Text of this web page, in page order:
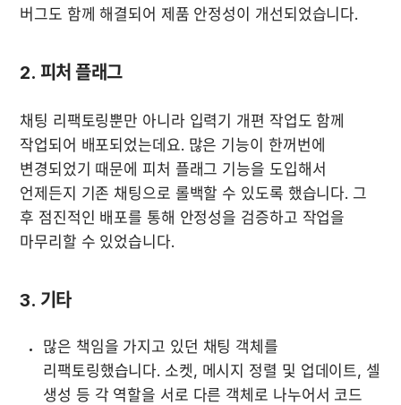
버그도 함께 해결되어 제품 안정성이 개선되었습니다.
2. 피처 플래그
채팅 리팩토링뿐만 아니라 입력기 개편 작업도 함께
작업되어 배포되었는데요. 많은 기능이 한꺼번에
변경되었기 때문에 피처 플래그 기능을 도입해서
언제든지 기존 채팅으로 롤백할 수 있도록 했습니다. 그
후 점진적인 배포를 통해 안정성을 검증하고 작업을
마무리할 수 있었습니다.
3. 기타
많은 책임을 가지고 있던 채팅 객체를
리팩토링했습니다. 소켓, 메시지 정렬 및 업데이트, 셀
생성 등 각 역할을 서로 다른 객체로 나누어서 코드